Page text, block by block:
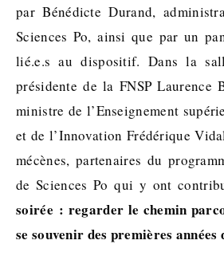
par Bénédicte Durand,
Sciences Po, ainsi que par un
lié.e.s au dispositif. Dans la
présidente de la FNSP Laurence
ministre de l’Enseignement
et de l’Innovation Frédérique
mécènes, partenaires du
de Sciences Po qui y ont
soirée : regarder le chemin
se souvenir des premières années